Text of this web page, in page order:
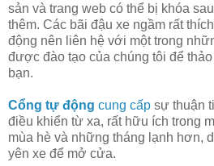
sản và trang web có thể bị khóa
thêm. Các bãi đậu xe ngầm rất
động nên liên hệ với một trong
được đào tạo của chúng tôi để
bạn.
Cổng tự động cung cấp sự thuận
điều khiển từ xa, rất hữu ích trong
mùa hè và những tháng lạnh hơn,
yên xe để mở cửa.